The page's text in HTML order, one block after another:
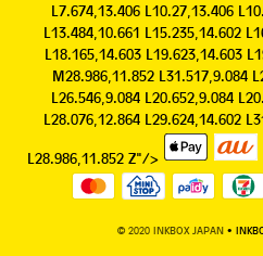
L7.674,13.406 L10.27,13.406
L13.484,10.661 L15.235,14.602
L18.165,14.603 L19.623,14.603
M28.986,11.852 L31.517,9.084
L26.546,9.084 L20.652,9.084
L28.076,12.864 L29.624,14.602
L28.986,11.852 Z"/>
© 2020 INKBOX JAPAN •